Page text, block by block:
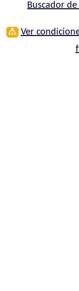
Buscador
⚠ Ver